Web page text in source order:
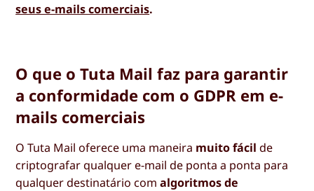
seus e-mails comerciais.
O que o Tuta Mail faz para garantir
a conformidade com o GDPR em e-
mails comerciais
O Tuta Mail oferece uma maneira muito fácil de
criptografar qualquer e-mail de ponta a ponta para
qualquer destinatário comalgoritmos de